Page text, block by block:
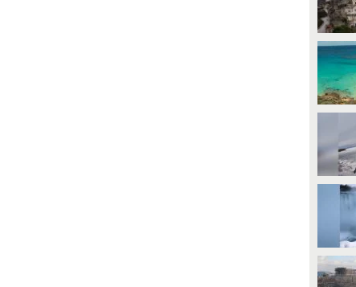
Il nuovo trend su Instagram, Mini
You, in cui si pubblica una foto da
bambini e una attuale, è una vera
generativa. Si stimano 40 milioni